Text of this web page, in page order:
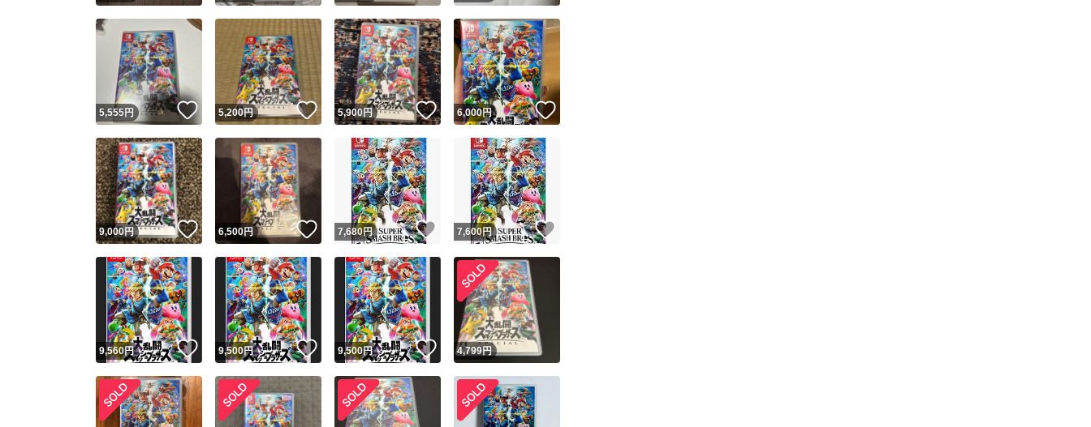
5,555円 いいね！
5,200円 いいね！
5,900円 いいね！
6,000円
9,000円 いいね！
6,500円 いいね！
7,680円 いいね！
7,600円
9,560円 いいね！
9,500円 いいね！
9,500円 いいね！
4,799円